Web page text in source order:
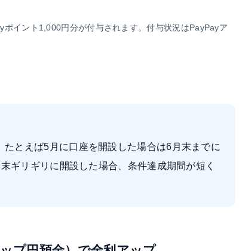
イント1,000円分が付与されます。付与状況はPayPayア
たとえば5月に口座を開設した場合は6月末までに
ギリギリに開設した場合、条件達成期間が短く